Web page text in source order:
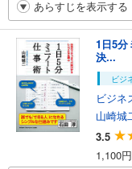
あらすじを表示する
1日5分
決...
ビジ
ビジネ
山崎城
3.5
1,100